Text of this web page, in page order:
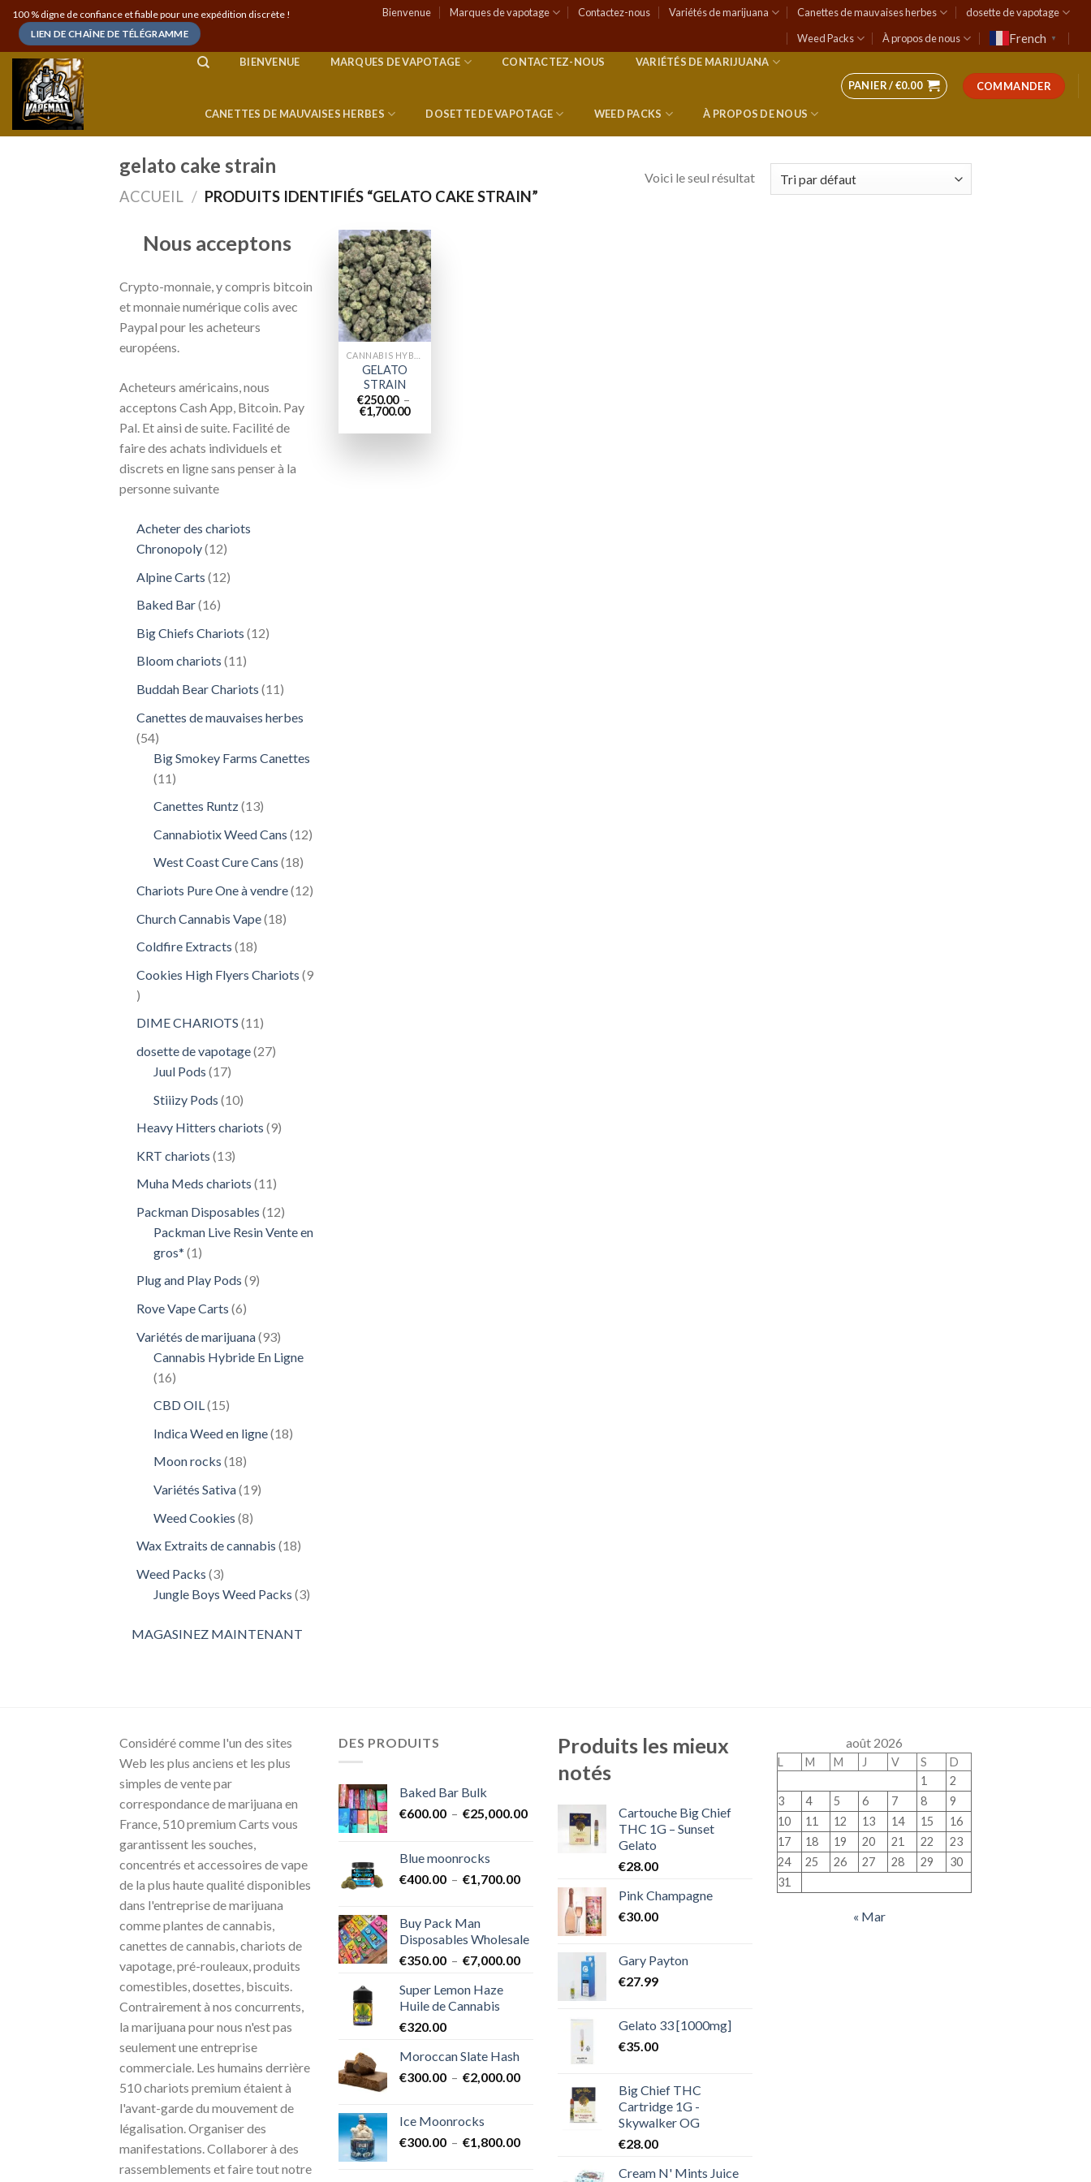
Skip
content
100 % digne de confiance et fiable pour une expédition discrète !
LIEN DE CHAÎNE DE TÉLÉGRAMME
Bienvenue Marques de vapotage Contactez-nous Variétés de marijuana Canettes de mauvaises herbes
dosette de vapotage
Weed Packs
À propos de nous French ▼
BIENVENUE MARQUES DE VAPOTAGE CONTACTEZ-NOUS VARIÉTÉS DE MARIJUANA
CANETTES DE MAUVAISES HERBES DOSETTE DE VAPOTAGE WEED PACKS À PROPOS DE NOUS
PANIER /€0.00 COMMANDER
gelato cake strain
ACCUEIL / PRODUITS IDENTIFIÉS “GELATO CAKE STRAIN”
Voici le seul résultat
Nous acceptons
Crypto-monnaie, y compris bitcoin
et monnaie numérique colis avec
Paypal pour les acheteurs
européens.
Acheteurs américains, nous
acceptons Cash App, Bitcoin. Pay
Pal. Et ainsi de suite. Facilité de
faire des achats individuels et
discrets en ligne sans penser à la
personne suivante
Acheter des chariots
Chronopoly 1212
Alpine Carts 1212
Baked Bar 1616
Big Chiefs Chariots 1212
Bloom chariots 1111
Buddah Bear Chariots 1111
Canettes de mauvaises herbes
5454
produits
Big Smokey Farms Canettes
11 11
Canettes Runtz 1313
Cannabiotix Weed Cans 1212
West Coast Cure Cans 1818
Chariots Pure One à vendre 1212
Church Cannabis Vape 1818
Coldfire Extracts 1818
Cookies High Flyers Chariots 9
9
DIME CHARIOTS 1111
dosette de vapotage 2727
Juul Pods 1717
Stiiizy Pods 1010
Heavy Hitters chariots 99
KRT chariots 1313
Muha Meds chariots 1111
Packman Disposables 1212
produits
Packman Live Resin Vente en
gros* 11
Plug and Play Pods 99
Rove Vape Carts 66
Variétés de marijuana 9393
produits
Cannabis Hybride En Ligne
1616
CBD OIL 1515
Indica Weed en ligne 1818
Moon rocks 1818
Variétés Sativa 1919
Weed Cookies 88
Wax Extraits de cannabis 1818
Weed Packs 33
produits
Jungle Boys Weed Packs 33
MAGASINEZ MAINTENANT
Add to
wishlist
GELATO
STRAIN
€250.00 –
€1,700.00Plage
prix :
Considéré comme l'un des sites
Web les plus anciens et les plus
simples de vente par
correspondance de marijuana en
France, 510 premium Carts vous
garantissent les souches,
concentrés et accessoires de vape
de la plus haute qualité disponibles
dans l'entreprise de marijuana
comme plantes de cannabis,
canettes de cannabis, chariots de
vapotage, pré-rouleaux, produits
comestibles, dosettes, biscuits.
Contrairement à nos concurrents,
la marijuana pour nous n'est pas
seulement une entreprise
commerciale. Les humains derrière
510 chariots premium étaient à
l'avant-garde du mouvement de
légalisation. Organiser des
manifestations. Collaborer à des
rassemblements et faire tout notre
DES PRODUITS
Baked Bar Bulk
€600.00 – €25,000.00Plage
€25,000.00
Blue moonrocks
€400.00 – €1,700.00Plage
€400.00
à
€1,700.00
Buy Pack Man
Disposables Wholesale
€350.00 – €7,000.00Plage
Super Lemon Haze
Huile de Cannabis
€320.00
Moroccan Slate Hash
€300.00 – €2,000.00Plage
à
Ice Moonrocks
€300.00 – €1,800.00Plage
Produits les mieux
notés
Cartouche Big Chief
THC 1G – Sunset
Gelato
€28.00
Pink Champagne
€30.00
Gary Payton
€27.99
Gelato 33 [1000mg]
€35.00
Big Chief THC
Cartridge 1G -
Skywalker OG
€28.00
Cream N' Mints Juice
août 2026
L M M J V S
D
1
2
3
4 5 6 7 8
9
10
11 12 13 14 15
16
17
18 19 20 21 22
23
24
25 26 27 28 29
30
31
« Mar